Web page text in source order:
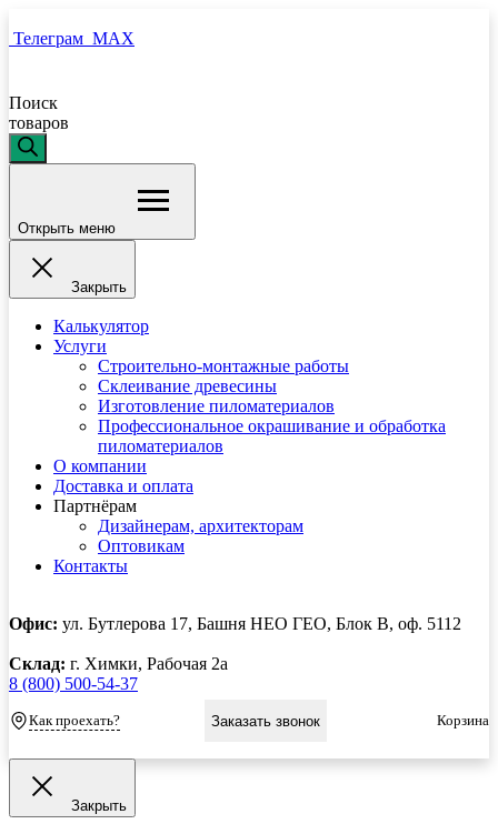
Телеграм MAX
Поиск
товаров
Открыть меню
Закрыть
Калькулятор
Услуги
Строительно-монтажные работы
Склеивание древесины
Изготовление пиломатериалов
Профессиональное окрашивание и обработка
пиломатериалов
О компании
Доставка и оплата
Партнёрам
Дизайнерам, архитекторам
Оптовикам
Контакты
Офис: ул. Бутлерова 17, Башня НЕО ГЕО, Блок В, оф. 5112
Склад: г. Химки, Рабочая 2а
8 (800) 500-54-37
Как проехать? Заказать звонок Корзина
Закрыть